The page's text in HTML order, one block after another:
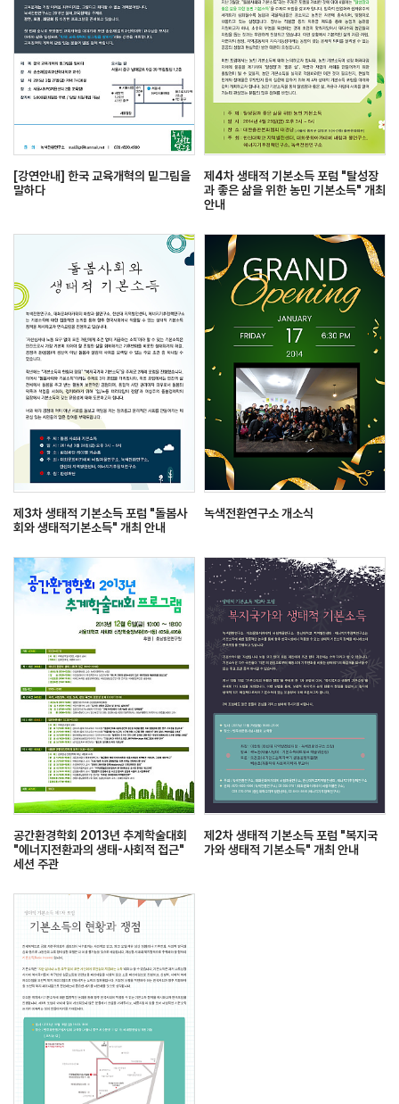
[강연안내] 한국 교육개혁의 밑그림을
말하다
제4차 생태적 기본소득 포럼 "탈성장
과 좋은 삶을 위한 농민 기본소득" 개최
안내
제3차 생태적 기본소득 포럼 "돌봄사
회와 생태적기본소득" 개최 안내
녹색전환연구소 개소식
공간환경학회 2013년 추계학술대회
"에너지전환과의 생태-사회적 접근"
세션 주관
제2차 생태적 기본소득 포럼 "복지국
가와 생태적 기본소득" 개최 안내